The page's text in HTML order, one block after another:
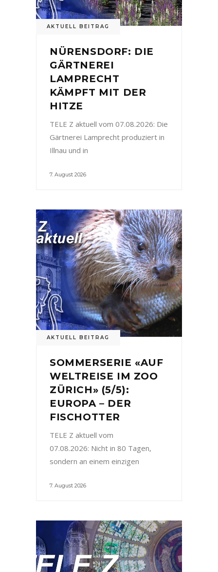
AKTUELL BEITRAG
NÜRENSDORF: DIE
GÄRTNEREI
LAMPRECHT
KÄMPFT MIT DER
HITZE
TELE Z aktuell vom 07.08.2026: Die
Gärtnerei Lamprecht produziert in
Illnau und in
7. August 2026
AKTUELL BEITRAG
SOMMERSERIE «AUF
WELTREISE IM ZOO
ZÜRICH» (5/5):
EUROPA – DER
FISCHOTTER
TELE Z aktuell vom
07.08.2026: Nicht in 80 Tagen,
sondern an einem einzigen
7. August 2026